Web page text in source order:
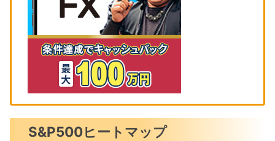
S&P500ヒートマップ